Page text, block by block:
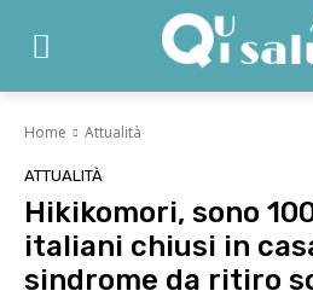
Home Attualità
ATTUALITÀ
Hikikomori, sono
italiani chiusi in
sindrome da ritiro